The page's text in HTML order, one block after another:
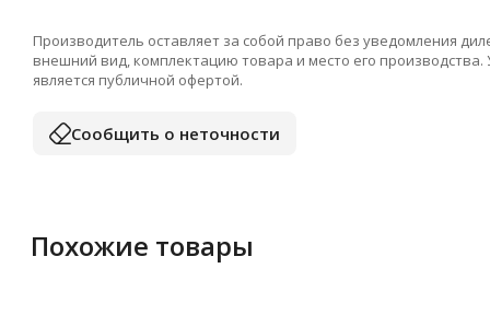
Производитель оставляет за собой право без уведомления
внешний вид, комплектацию товара и место его
является публичной офертой.
Сообщить о неточности
Похожие товары